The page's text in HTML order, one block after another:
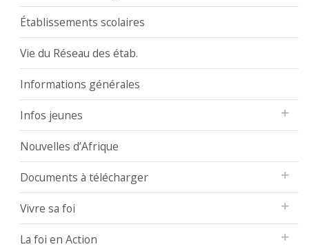
Établissements scolaires
Vie du Réseau des étab.
Informations générales
Infos jeunes
Nouvelles d’Afrique
Documents à télécharger
Vivre sa foi
La foi en Action